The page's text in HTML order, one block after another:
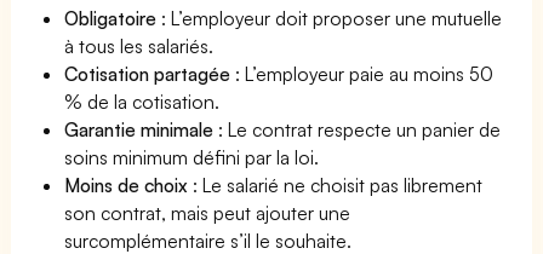
Obligatoire : L’employeur doit proposer une mutuelle
à tous les salariés.
Cotisation partagée : L’employeur paie au moins 50
% de la cotisation.
Garantie minimale : Le contrat respecte un panier de
soins minimum défini par la loi.
Moins de choix : Le salarié ne choisit pas librement
son contrat, mais peut ajouter une
surcomplémentaire s’il le souhaite.